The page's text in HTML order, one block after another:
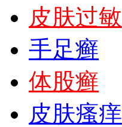
皮肤过敏
手足癣
体股癣
皮肤瘙痒